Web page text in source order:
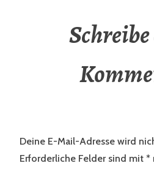
Deine E-Mail-Adresse wird
Erforderliche Felder sind mit *